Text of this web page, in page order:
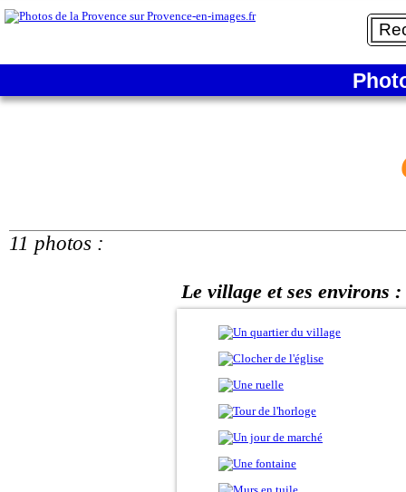
11 photos :
Le village et ses environs :